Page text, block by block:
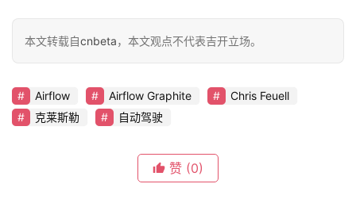
讯
快
报
本文转载自cnbeta，本文观点不代表吉开立场。
Airflow Airflow Graphite
Chris Feuell
克莱斯勒
自动驾驶
赞 (0)